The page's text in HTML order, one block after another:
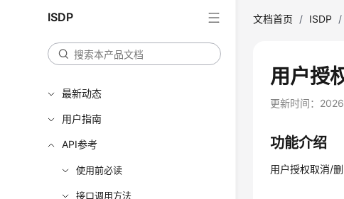
ISDP
最新动态
用户指南
API参考
使用前必读
接口调用方法
文档首页 / ISDP /
用户授
更新时间：
功能介绍
用户授权取消/删